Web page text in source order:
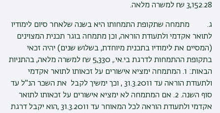
3,152.28 ₪ למשרה מלאה.
ג. מתמחה שתקופת התמחותו היא בשנה שלאחר סיום לימודיו
לתואר אקדמי ולתעודת הוראה, וכן מתמחה בוגר תכנית המצוינים
(המסיים את לימודיו בתכנית מיוחדת, בשלוש שנים) יהיה זכאי
בתקופת ההתמחות לדרגת בי.אי., 5,330 ₪ למשרה מלאה, בהתניות
הבאות: 1. המתמחה ימציא אישורים על זכאותו לתואר אקדמי
ולתעודת הוראה עד 31.3.2011 , וכך ימשיך לקבל את השכר הנ"ל עד
סוף השנה. 2. אם המתמחה לא ימציא אישורים על זכאותו לתואר
אקדמי ולתעודת הוראה לכל המאוחר עד 31.3.2011 ,הוא יקבל דרגת